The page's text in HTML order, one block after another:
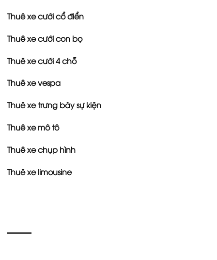
Thuê xe cưới cổ điển
Thuê xe cưới con bọ
Thuê xe cưới 4 chỗ
Thuê xe vespa
Thuê xe trưng bày sự kiện
Thuê xe mô tô
Thuê xe chụp hình
Thuê xe limousine